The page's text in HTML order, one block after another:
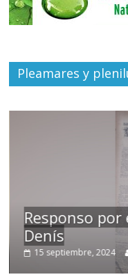
Pleamares y
Responso
Denís
15 septiembre, 2024